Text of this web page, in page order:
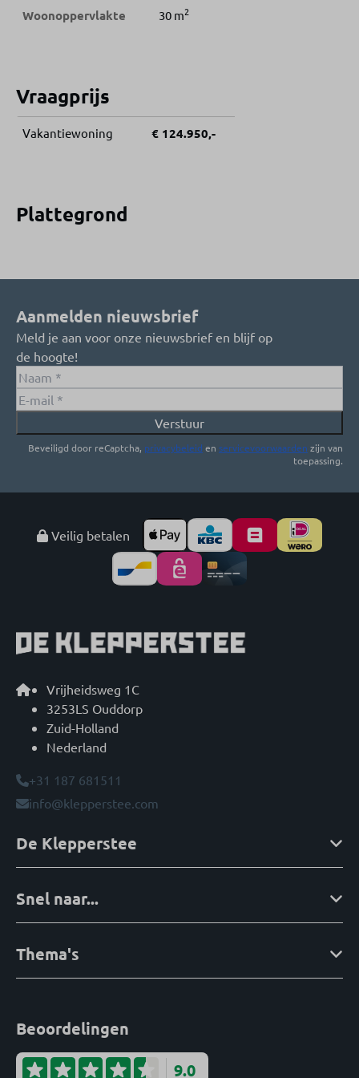
Woonoppervlakte 30 m2
Vraagprijs
Vakantiewoning € 124.950,-
Plattegrond
Aanmelden nieuwsbrief
Meld je aan voor onze nieuwsbrief en blijf op
de hoogte!
Verstuur
Beveiligd door reCaptcha, privacybeleid en servicevoorwaarden zijn van
toepassing.
Veilig betalen
Vrijheidsweg 1C
3253LS Ouddorp
Zuid-Holland
Nederland
+31 187 681511
info@klepperstee.com
De Klepperstee
Snel naar...
Thema's
Beoordelingen
9.0